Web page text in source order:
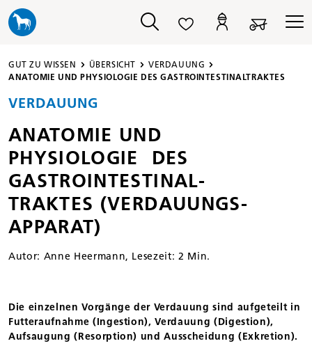
springen
GUT ZU WISSEN ÜBERSICHT
VERDAUUNG
ANATOMIE UND PHYSIOLOGIE DES GASTROINTESTINALTRAKTES
VERDAUUNG
ANATOMIE UND
PHYSIOLOGIE DES
GASTRO­INTESTINAL­
TRAKTES (VERDAUUNGS­
APPARAT)
Autor: Anne Heermann, Lesezeit: 2 Min.
Die einzelnen Vorgänge der Verdauung sind aufgeteilt in
Futteraufnahme (Ingestion), Verdauung (Digestion),
Aufsaugung (Resorption) und Ausscheidung (Exkretion).